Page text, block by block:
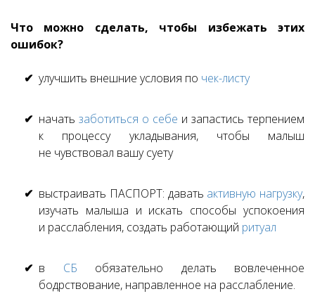
Что можно сделать, чтобы избежать этих
ошибок?
улучшить внешние условия по чек-листу
начать заботиться о себе и запастись терпением
к процессу укладывания, чтобы малыш
не чувствовал вашу суету
выстраивать ПАСПОРТ: давать активную нагрузку,
изучать малыша и искать способы успокоения
и расслабления, создать работающий ритуал
в СБ обязательно делать вовлеченное
бодрствование, направленное на расслабление.